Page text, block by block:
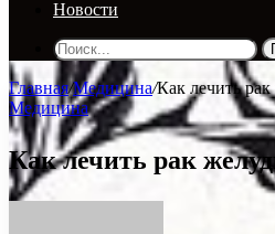
Новости
Главная/Медицина/Как лечить рак
Медицина
Как лечить рак